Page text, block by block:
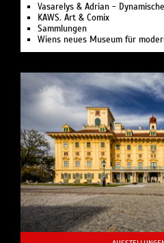
Vasarelys & Adrian -
KAWS. Art & Comix
Sammlungen
Wiens neues Museum für